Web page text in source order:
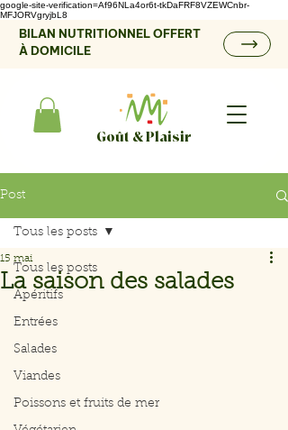
google-site-verification=Af96NLa4or6t-tkDaFRF8VZEWCnbr-
MFJORVgryjbL8
BILAN NUTRITIONNEL OFFERT
À DOMICILE
Goût & Plaisir
Post
Tous les posts
Apéritifs
Entrées
Salades
Viandes
Poissons et fruits de mer
Tous les posts
La saison des salades
15 mai